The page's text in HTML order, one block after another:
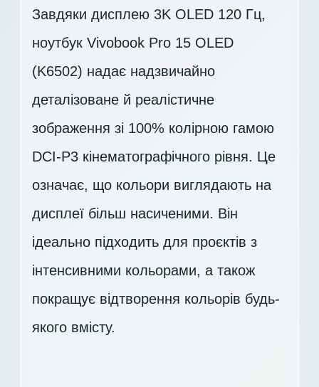
Завдяки дисплею 3K OLED 120 Гц,
ноутбук Vivobook Pro 15 OLED
(K6502) надає надзвичайно
деталізоване й реалістичне
зображення зі 100% колірною гамою
DCI-P3 кінематографічного рівня. Це
означає, що кольори виглядають на
дисплеї більш насиченими. Він
ідеально підходить для проєктів з
інтенсивними кольорами, а також
покращує відтворення кольорів будь-
якого вмісту.